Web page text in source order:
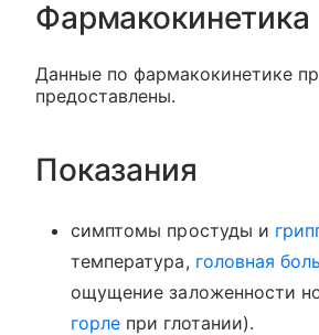
Фармакокинетика
Данные по фармакокинетике
предоставлены.
Показания
симптомы простуды и
температура, головная боль
ощущение заложенности
горле при глотании).